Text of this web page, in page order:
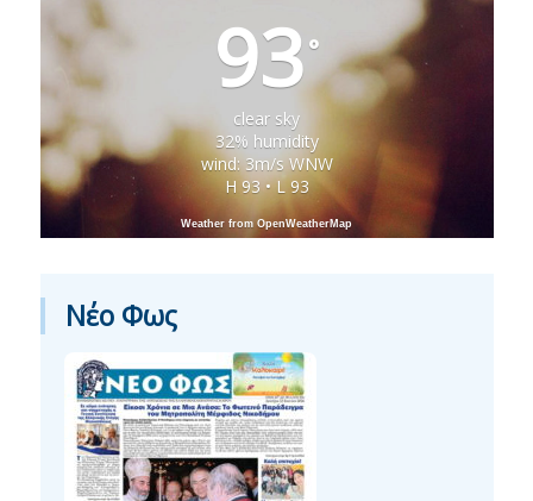
93°
clear sky
32% humidity
wind: 3m/s WNW
H 93 • L 93
Weather from OpenWeatherMap
Νέο Φως